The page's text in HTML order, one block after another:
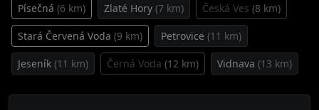
Písečná (6 km) Zlaté Hory (7 km) Česká Ves (8 km)
Stará Červená Voda (9 km) Petrovice (11 km)
Jeseník (11 km) Černá Voda (12 km) Vidnava (13 km)